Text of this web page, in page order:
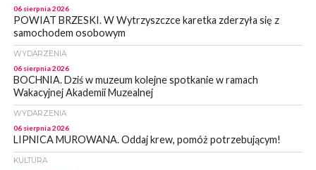
06 sierpnia 2026
POWIAT BRZESKI. W Wytrzyszczce karetka zderzyła się z
samochodem osobowym
WYDARZENIA
06 sierpnia 2026
BOCHNIA. Dziś w muzeum kolejne spotkanie w ramach
Wakacyjnej Akademii Muzealnej
WYDARZENIA
06 sierpnia 2026
LIPNICA MUROWANA. Oddaj krew, pomóż potrzebującym!
KULTURA